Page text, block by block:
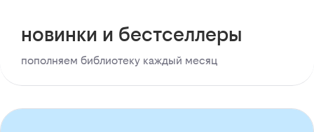
новинки и бестселлеры
пополняем библиотеку каждый месяц